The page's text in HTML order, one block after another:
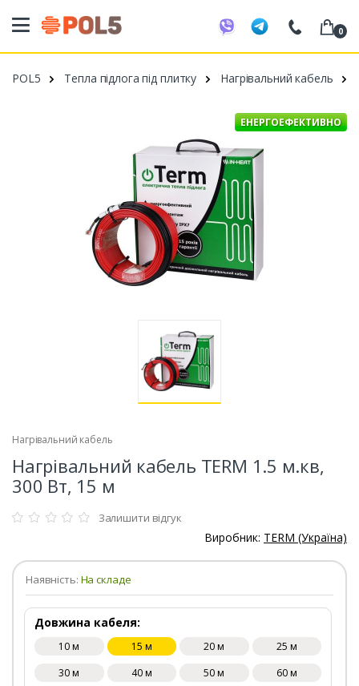
098 20 52 818
099 53 43 210
093 80 63 881
0
POL5 Тепла підлога під плитку Нагрівальний кабель
ЕНЕРГОЕФЕКТИВНО
Нагрівальний кабель
Нагрівальний кабель TERM 1.5 м.кв,
300 Вт, 15 м
Залишити відгук
Виробник: TERM (Україна)
Наявність: На складе
Довжина кабеля:
10 м 15 м 20 м
25 м
30 м
40 м 50 м
60 м